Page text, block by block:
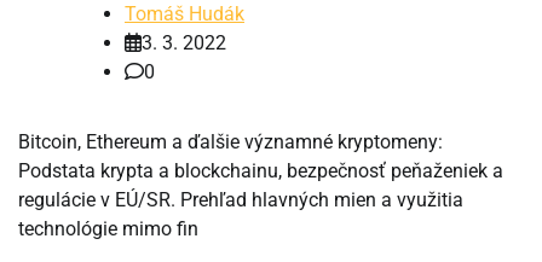
Tomáš Hudák
3. 3. 2022
0
Bitcoin, Ethereum a ďalšie významné kryptomeny:
Podstata krypta a blockchainu, bezpečnosť peňaženiek a
regulácie v EÚ/SR. Prehľad hlavných mien a využitia
technológie mimo fin